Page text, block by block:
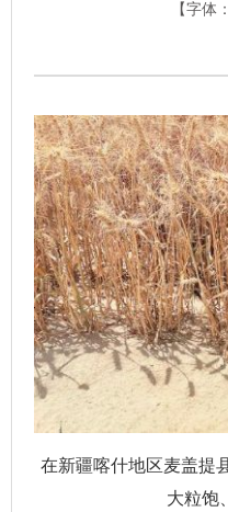
【字体：
在新疆喀什地区麦盖提
大粒饱